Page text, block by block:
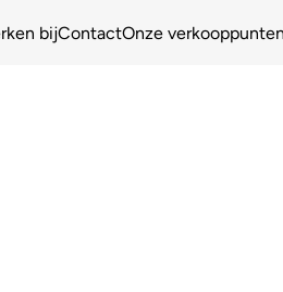
bijContactOnze verkooppunten